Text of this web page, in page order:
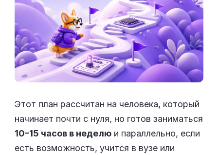
Этот план рассчитан на человека, который
начинает почти с нуля, но готов заниматься
10–15 часов в неделю и параллельно, если
есть возможность, учится в вузе или